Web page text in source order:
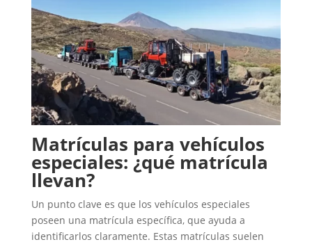
Matrículas para vehículos
especiales: ¿qué matrícula
llevan?
Un punto clave es que los vehículos especiales
poseen una matrícula específica, que ayuda a
identificarlos claramente. Estas matrículas suelen